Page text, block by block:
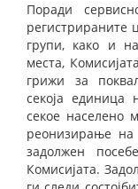
Поради
регистрираните
групи, како и
места,
грижи за
секоја единица
секое населено
реонизирање
задолжен
Комисијата.